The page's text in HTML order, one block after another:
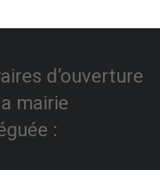
d’ouverture
mairie
: